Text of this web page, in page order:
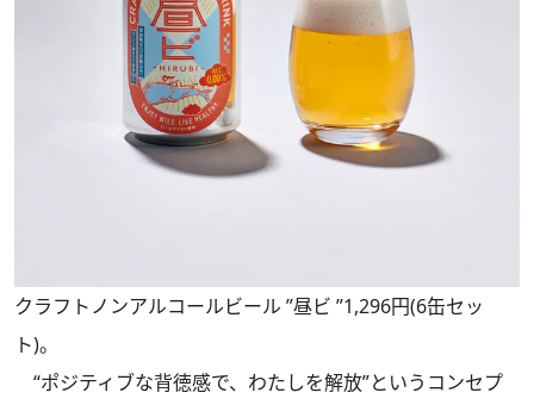
クラフトノンアルコールビール ”昼ビ ”1,296円(6缶セッ
ト)。
“ポジティブな背徳感で、わたしを解放”というコンセプ